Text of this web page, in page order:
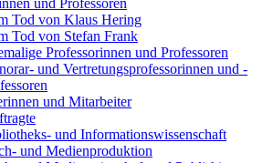
Tod von Klaus Hering
Tod von Stefan Frank
Professorinnen und Professoren
und Vertretungsprofessorinnen und -
und Mitarbeiter
und Informationswissenschaft
und Medienproduktion